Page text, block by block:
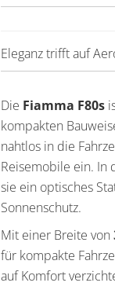
Eleganz trifft auf
Die Fiamma F80s
kompakten
nahtlos in die
Reisemobile ein. In
sie ein optisches
Sonnenschutz.
Mit einer Breite von
für kompakte
auf Komfort